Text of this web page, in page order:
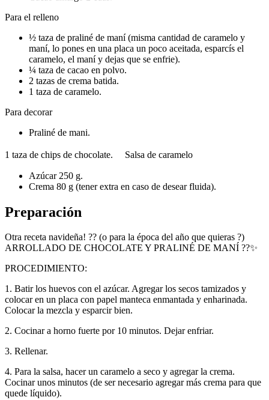
Para el relleno
½ taza de praliné de maní (misma cantidad de caramelo y
maní, lo pones en una placa un poco aceitada, esparcís el
caramelo, el maní y dejas que se enfrie).
¼ taza de cacao en polvo.
2 tazas de crema batida.
1 taza de caramelo.
Para decorar
Praliné de mani.
1 taza de chips de chocolate. Salsa de caramelo
Azúcar 250 g.
Crema 80 g (tener extra en caso de desear fluida).
Preparación
Otra receta navideña! ?? (o para la época del año que quieras ?)
ARROLLADO DE CHOCOLATE Y PRALINÉ DE MANÍ ??✨
PROCEDIMIENTO:
1. Batir los huevos con el azúcar. Agregar los secos tamizados y
colocar en un placa con papel manteca enmantada y enharinada.
Colocar la mezcla y esparcir bien.
2. Cocinar a horno fuerte por 10 minutos. Dejar enfriar.
3. Rellenar.
4. Para la salsa, hacer un caramelo a seco y agregar la crema.
Cocinar unos minutos (de ser necesario agregar más crema para que
quede líquido).